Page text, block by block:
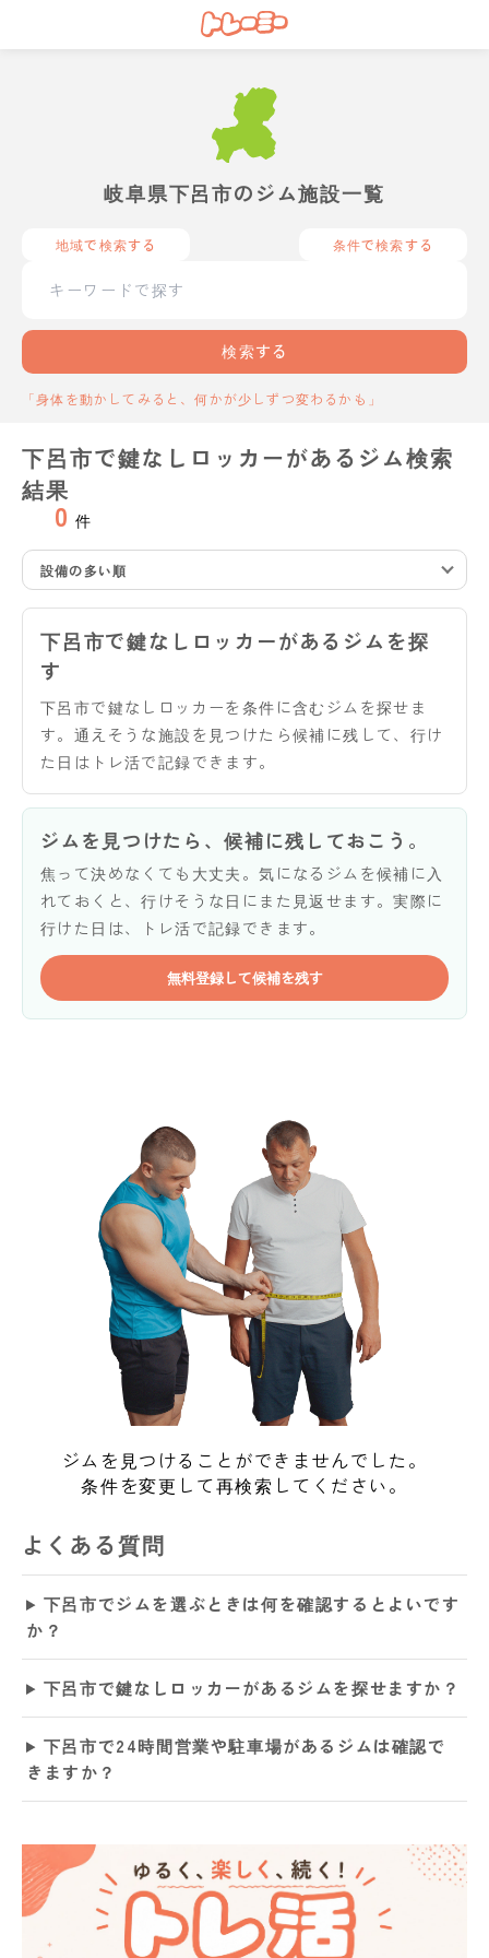
岐阜県下呂市のジム施設一覧
地域で検索する 条件で検索する
検索する
「身体を動かしてみると、何かが少しずつ変わるかも」
下呂市で鍵なしロッカーがあるジム検索
結果
0 件
設備の多い順
下呂市で鍵なしロッカーがあるジムを探
す
下呂市で鍵なしロッカーを条件に含むジムを探せま
す。通えそうな施設を見つけたら候補に残して、行け
た日はトレ活で記録できます。
ジムを見つけたら、候補に残しておこう。
焦って決めなくても大丈夫。気になるジムを候補に入
れておくと、行けそうな日にまた見返せます。実際に
行けた日は、トレ活で記録できます。
無料登録して候補を残す
ジムを見つけることができませんでした。
条件を変更して再検索してください。
よくある質問
下呂市でジムを選ぶときは何を確認するとよいです
か？
下呂市で鍵なしロッカーがあるジムを探せますか？
下呂市で24時間営業や駐車場があるジムは確認で
きますか？